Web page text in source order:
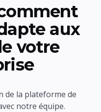
aux
votre
de la plateforme de
notre équipe.